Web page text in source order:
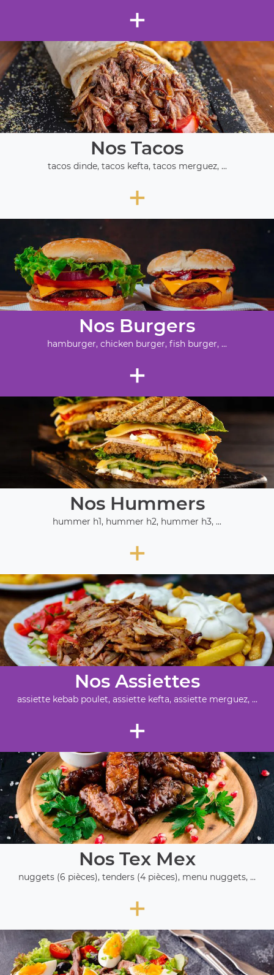
+
Nos Tacos
tacos dinde, tacos kefta, tacos merguez, ...
+
Nos Burgers
hamburger, chicken burger, fish burger, ...
+
Nos Hummers
hummer h1, hummer h2, hummer h3, ...
+
Nos Assiettes
assiette kebab poulet, assiette kefta, assiette merguez, ...
+
Nos Tex Mex
nuggets (6 pièces), tenders (4 pièces), menu nuggets, ...
+